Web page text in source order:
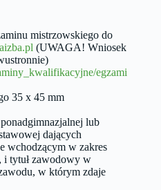
mistrzowskiego do
(UWAGA! Wniosek
egzami
35 x 45 mm
lub
dających
wchodzącym w zakres
i tytuł zawodowy w
w którym zdaje